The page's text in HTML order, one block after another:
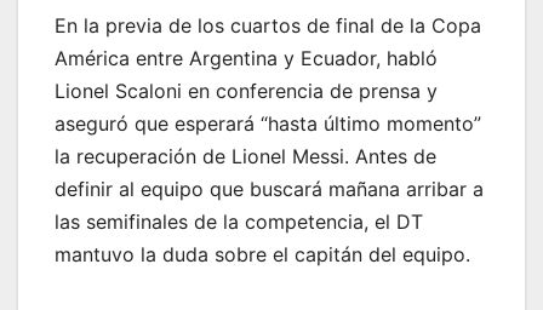
En la previa de los cuartos de final de la Copa
América entre Argentina y Ecuador, habló
Lionel Scaloni en conferencia de prensa y
aseguró que esperará “hasta último momento”
la recuperación de Lionel Messi. Antes de
definir al equipo que buscará mañana arribar a
las semifinales de la competencia, el DT
mantuvo la duda sobre el capitán del equipo.